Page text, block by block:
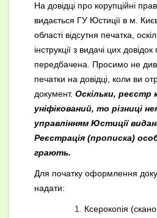
На довідці про корупційні
видається ГУ Юстиції в м.
області відсутня печатка,
інструкції з видачі цих
передбачена. Просимо не
печатки на довідці, коли ви
документ. Оскільки, реєстр
уніфікований, то різниці
управлінням Юстиції
Реєстрація (прописка)
грають.
Для початку оформлення
надати:
Ксерокопія